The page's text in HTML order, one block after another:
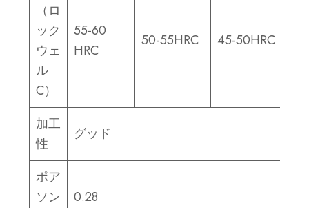
（ロ
ック
ウェ
ル
C）
55-60
HRC
50-55HRC 45-50HRC
加工
性
グッド
ポア
ソン
0.28